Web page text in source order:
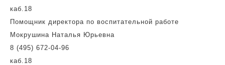
каб.18
Помощник директора по воспитательной работе
Мокрушина Наталья Юрьевна
8 (495) 672-04-96
каб.18